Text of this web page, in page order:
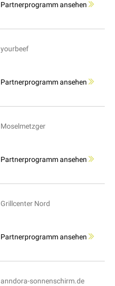
Partnerprogramm ansehen
yourbeef
Partnerprogramm ansehen
Moselmetzger
Partnerprogramm ansehen
Grillcenter Nord
Partnerprogramm ansehen
anndora-sonnenschirm.de